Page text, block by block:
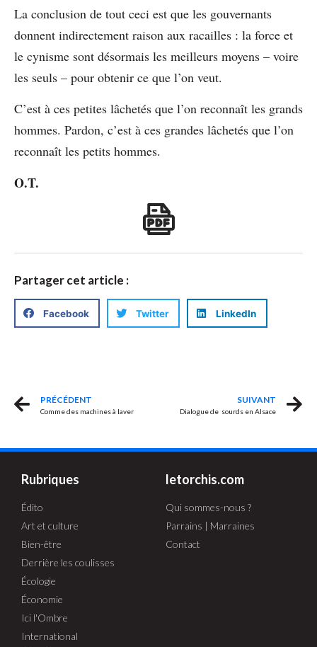
La conclusion de tout ceci est que les gouvernants
donnent indirectement raison aux racailles : la force et
le cynisme sont désormais les meilleurs moyens – voire
les seuls – pour obtenir ce que l’on veut.
C’est à ces petites lâchetés que l’on reconnaît les grands
hommes. Pardon, c’est à ces grandes lâchetés que l’on
reconnaît les petits hommes.
O.T.
Partager cet article :
Facebook Twitter LinkedIn
PRÉCÉDENT
Comme des machines à laver
SUIVANT
Dialogue de sourds en Alsace
Rubriques
Édito
Art et culture
Bien-être
Derrière les coulisses
Écologie
Économie
Ici l'Ombre
International
letorchis.com
Qui sommes-nous ?
Parrains | Marraines
Contact